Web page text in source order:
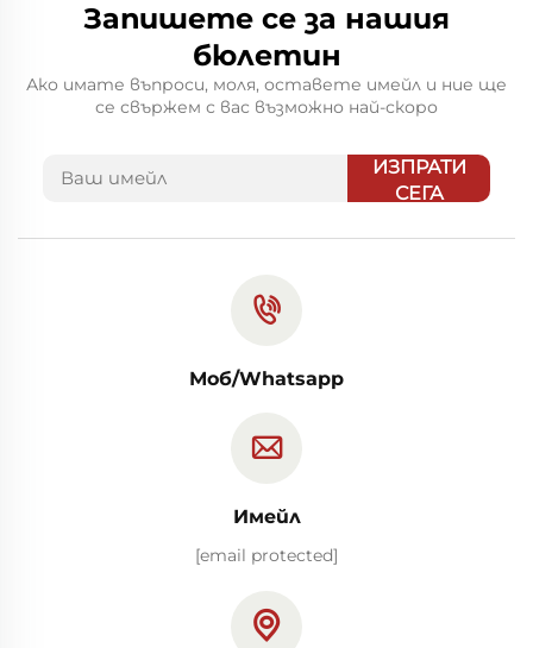
Запишете се за нашия
бюлетин
Ако имате въпроси, моля, оставете имейл и ние ще
се свържем с вас възможно най-скоро
ИЗПРАТИ
СЕГА
Моб/Whatsapp
Имейл
[email protected]